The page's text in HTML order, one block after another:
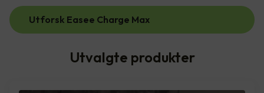
Utforsk Easee Charge Max
Utvalgte produkter